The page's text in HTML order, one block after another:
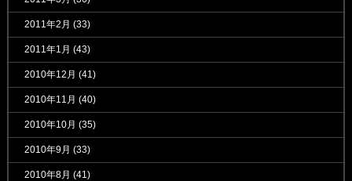
2011年2月 (33)
2011年1月 (43)
2010年12月 (41)
2010年11月 (40)
2010年10月 (35)
2010年9月 (33)
2010年8月 (41)